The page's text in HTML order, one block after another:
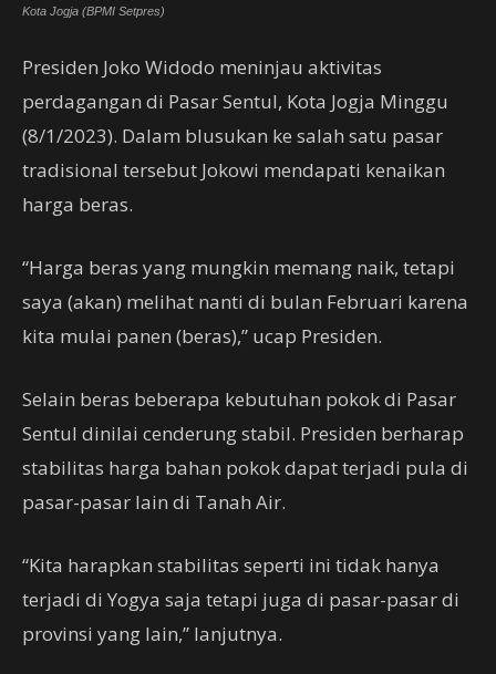
Kota Jogja (BPMI Setpres)
Presiden Joko Widodo meninjau aktivitas
perdagangan di Pasar Sentul, Kota Jogja Minggu
(8/1/2023). Dalam blusukan ke salah satu pasar
tradisional tersebut Jokowi mendapati kenaikan
harga beras.
“Harga beras yang mungkin memang naik, tetapi
saya (akan) melihat nanti di bulan Februari karena
kita mulai panen (beras),” ucap Presiden.
Selain beras beberapa kebutuhan pokok di Pasar
Sentul dinilai cenderung stabil. Presiden berharap
stabilitas harga bahan pokok dapat terjadi pula di
pasar-pasar lain di Tanah Air.
“Kita harapkan stabilitas seperti ini tidak hanya
terjadi di Yogya saja tetapi juga di pasar-pasar di
provinsi yang lain,” lanjutnya.